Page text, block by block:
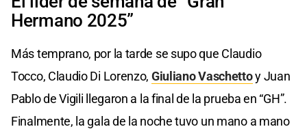
Hermano 2025”
Más temprano, por la tarde se supo que Claudio
Tocco, Claudio Di Lorenzo, Giuliano Vaschettoy Juan
Pablo de Vigili llegaron a la final de la prueba en “GH”.
Finalmente, la gala de la noche tuvo un mano a mano